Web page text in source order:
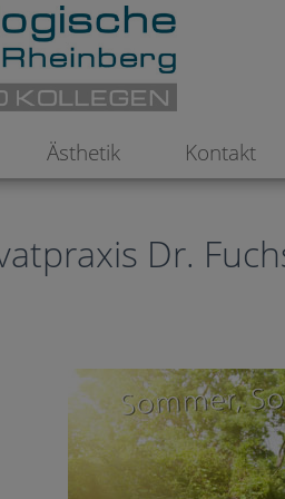
Ästhetik Kontakt
Dr.